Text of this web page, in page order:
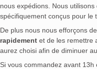
nous expédions. Nous utilisons
spécifiquement conçus pour le
De plus nous nous efforçons de
rapidement et de les remettre
aurez choisi afin de diminuer
Si vous commandez avant